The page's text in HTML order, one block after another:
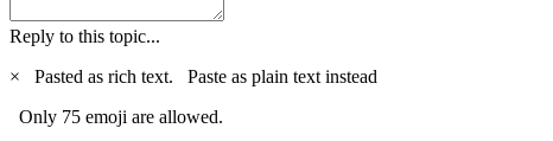
Reply to this topic...
×
Pasted as rich text. Paste as plain text instead
Only 75 emoji are allowed.